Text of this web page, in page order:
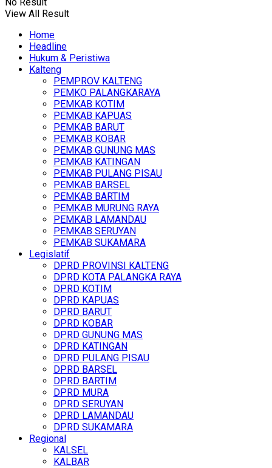
View All Result
Home
Headline
Hukum & Peristiwa
Kalteng
PEMPROV KALTENG
PEMKO PALANGKARAYA
PEMKAB KOTIM
PEMKAB KAPUAS
PEMKAB BARUT
PEMKAB KOBAR
PEMKAB GUNUNG MAS
PEMKAB KATINGAN
PEMKAB PULANG PISAU
PEMKAB BARSEL
PEMKAB BARTIM
PEMKAB MURUNG RAYA
PEMKAB LAMANDAU
PEMKAB SERUYAN
PEMKAB SUKAMARA
Legislatif
DPRD PROVINSI KALTENG
DPRD KOTA PALANGKA RAYA
DPRD KOTIM
DPRD KAPUAS
DPRD BARUT
DPRD KOBAR
DPRD GUNUNG MAS
DPRD KATINGAN
DPRD PULANG PISAU
DPRD BARSEL
DPRD BARTIM
DPRD MURA
DPRD SERUYAN
DPRD LAMANDAU
DPRD SUKAMARA
Regional
KALSEL
KALBAR